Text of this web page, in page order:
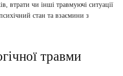
втрати чи інші травмуючі ситуації
стан та взаємини з
травми